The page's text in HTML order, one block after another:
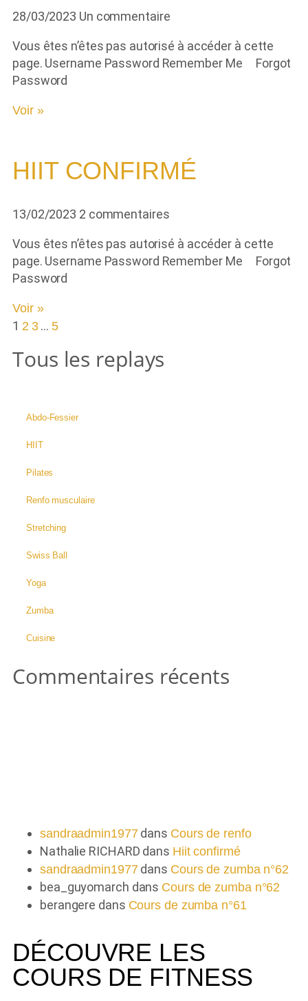
28/03/2023 Un commentaire
Vous êtes n’êtes pas autorisé à accéder à cette
page. Username Password Remember Me Forgot
Password
Voir »
HIIT CONFIRMÉ
13/02/2023 2 commentaires
Vous êtes n’êtes pas autorisé à accéder à cette
page. Username Password Remember Me Forgot
Password
Voir »
1 2 3 … 5
Tous les replays
Abdo-Fessier
HIIT
Pilates
Renfo musculaire
Stretching
Swiss Ball
Yoga
Zumba
Cuisine
Commentaires récents
sandraadmin1977dans Cours de renfo
Nathalie RICHARD dans Hiit confirmé
sandraadmin1977dans Cours de zumba n°62
bea_guyomarch dans Cours de zumba n°62
berangere dans Cours de zumba n°61
DÉCOUVRE LES
COURS DE FITNESS